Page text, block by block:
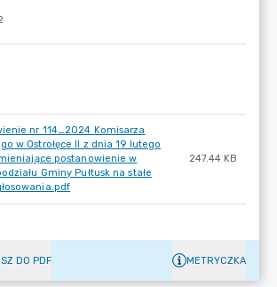
nr 114_2024 Komisarza
w Ostrołęce II z dnia 19 lutego
postanowienie w
Gminy Pułtusk na stałe
247.44 KB
DO PDF METRYCZKA